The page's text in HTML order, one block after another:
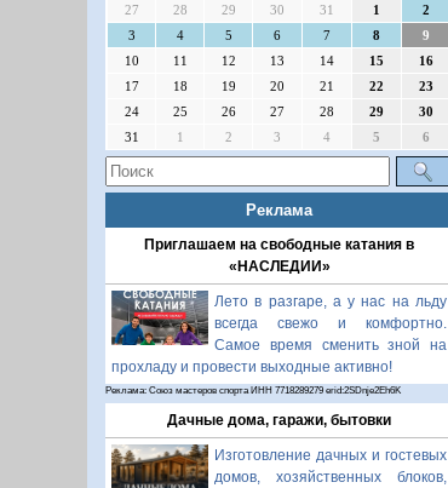
27
28 29 30 31 1
2
3
4 5 6 7 8
9
10
11 12 13 14 15
16
17
18 19 20 21 22
23
24
25 26 27 28 29
30
31
1 2 3 4 5 6
Реклама
Приглашаем на свободные катания в
«НАСЛЕДИИ»
Лето в разгаре, а у нас на льду
всегда свежо и комфортно.
Самое время сменить зной на
прохладу и провести выходные активно!
Реклама: Союз мастеров спорта ИНН 7718289279 erid:2SDnje2Eh6K
Дачные дома, гаражи, бытовки
Изготовление дачных и гостевых
домов, хозяйственных блоков,